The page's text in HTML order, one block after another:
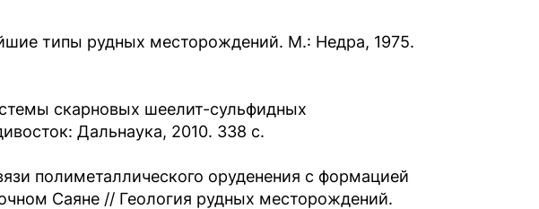
типы рудных месторождений. М.: Недра, 1975.
скарновых шеелит-сульфидных
Дальнаука, 2010. 338 с.
полиметаллического оруденения с формацией
Саяне // Геология рудных месторождений.